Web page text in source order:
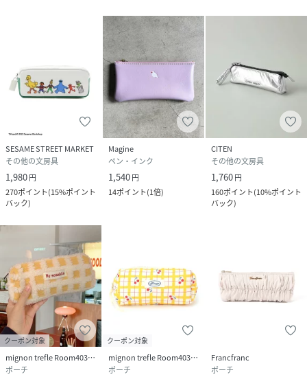
SESAME STREET MARKET
その他の文房具
1,980円
270ポイント(15%ポイント
バック)
Magine
ペン・インク
1,540円
14ポイント(1倍)
CITEN
その他の文房具
1,760円
160ポイント(10%ポイント
バック)
クーポン対象
mignon trefle Room403 selected
ポーチ
クーポン対象
mignon trefle Room403 selected
ポーチ
Francfranc
ポーチ